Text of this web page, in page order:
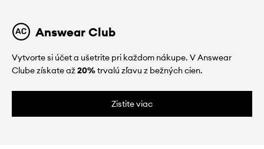
Answear Club
Vytvorte si účet a ušetrite pri každom nákupe. V Answear
Clube získate až20%trvalú zľavu z bežných cien.
Zistite viac